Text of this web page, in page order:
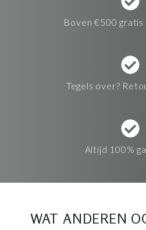
Boven €500 gratis
Tegels over?
Altijd 100%
WAT ANDEREN